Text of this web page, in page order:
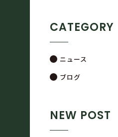
CATEGORY
ニュース
ブログ
NEW POST